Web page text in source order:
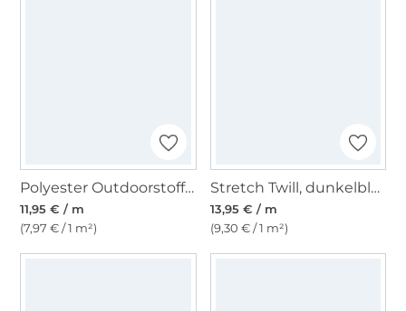
Polyester Outdoorstoff uni braun
11,95 € / m
(7,97 € / 1 m²)
Stretch Twill, dunkelblau
13,95 € / m
(9,30 € / 1 m²)